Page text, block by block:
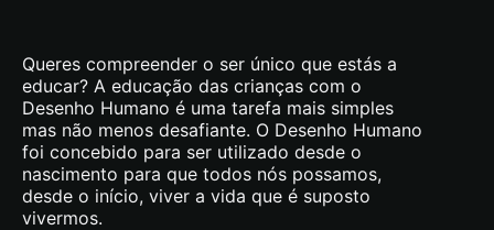
Queres compreender o ser único que estás a
educar? A educação das crianças com o
Desenho Humano é uma tarefa mais simples
mas não menos desafiante. O Desenho Humano
foi concebido para ser utilizado desde o
nascimento para que todos nós possamos,
desde o início, viver a vida que é suposto
vivermos.